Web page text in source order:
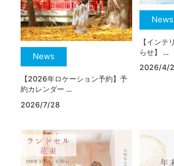
News
【2026年ロケーション予約】予
約カレンダー ...
2026/7/28
News
【インテ
らせ】 ...
2026/4/